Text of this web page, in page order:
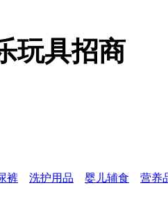
玩具招商
裤 洗护用品 婴儿辅食 营养